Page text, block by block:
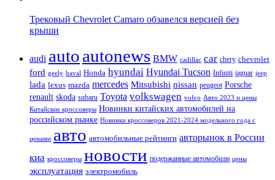
Трековый Chevrolet Camaro обзавелся версией без
крыши
audi autoautonews BMW cadillac car chery chevrolet
ford geely haval Honda hyundai Hyundai Tucson Infiniti jaguar jeep
lada lexus mazda mercedes Mitsubishi nissan peugeot Porsche
renault skoda subaru Toyota volkswagen volvo Авто 2023 и цены
Китайские кроссоверы Новинки китайских автомобилей на
российском рынке Новинки кроссоверов 2021-2024 модельного года с
ценами авто автомобильные рейтинги авторынок в России
киа кроссоверы новости подержанные автомобили цены
эксплуатация электромобиль